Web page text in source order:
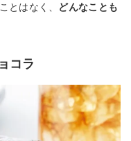
とはなく、 どんなことも
コラ